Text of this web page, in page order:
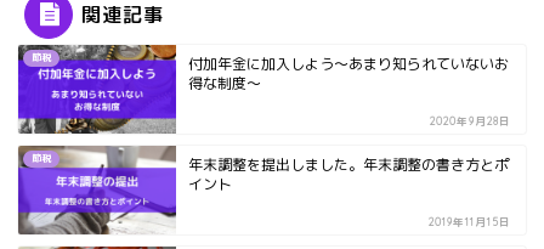
関連記事
節税
付加年金に加入しよう～あまり知られていないお
得な制度～
2020年9月28日
節税
年末調整を提出しました。年末調整の書き方とポ
イント
2019年11月15日